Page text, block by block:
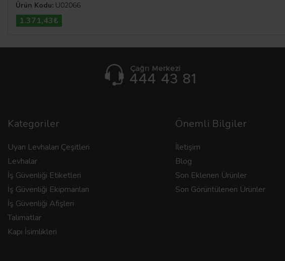
Ürün Kodu: U02066
1.371,43₺
Kategoriler
Uyarı Levhaları Çeşitleri
Levhalar
İş Güvenliği Etiketleri
İş Güvenliği Ekipmanları
İş Güvenliği Afişleri
Talimatlar
Kapı İsimlikleri
Önemli Bilgiler
İletişim
Blog
Son Eklenen Ürünler
Son Görüntülenen Ürünler